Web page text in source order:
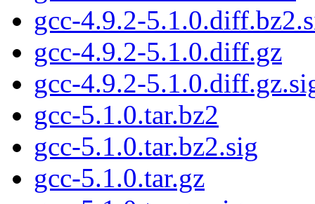
gcc-4.9.2-
gcc-4.9.2-5.1.0.diff.gz
gcc-4.9.2-
gcc-5.1.0.tar.bz2
gcc-5.1.0.tar.bz2.sig
gcc-5.1.0.tar.gz